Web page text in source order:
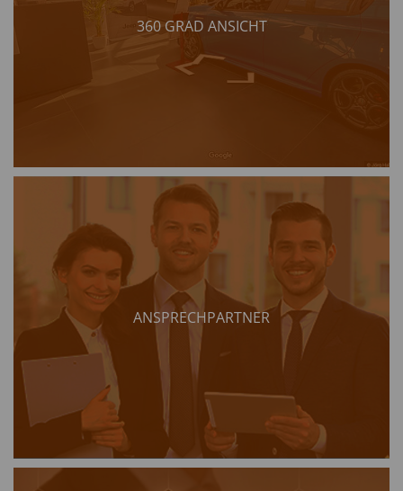
360 GRAD ANSICHT
ANSPRECHPARTNER